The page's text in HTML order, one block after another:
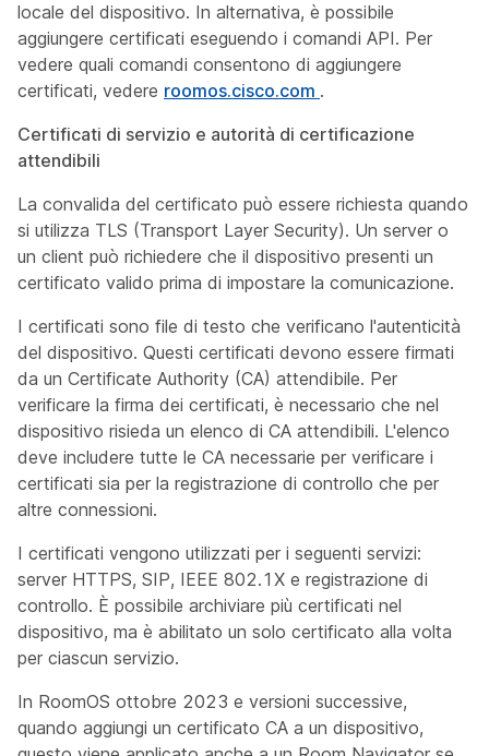
locale del dispositivo. In alternativa, è possibile
aggiungere certificati eseguendo i comandi API. Per
vedere quali comandi consentono di aggiungere
certificati, vedere roomos.cisco.com .
Certificati di servizio e autorità di certificazione
attendibili
La convalida del certificato può essere richiesta quando
si utilizza TLS (Transport Layer Security). Un server o
un client può richiedere che il dispositivo presenti un
certificato valido prima di impostare la comunicazione.
I certificati sono file di testo che verificano l'autenticità
del dispositivo. Questi certificati devono essere firmati
da un Certificate Authority (CA) attendibile. Per
verificare la firma dei certificati, è necessario che nel
dispositivo risieda un elenco di CA attendibili. L'elenco
deve includere tutte le CA necessarie per verificare i
certificati sia per la registrazione di controllo che per
altre connessioni.
I certificati vengono utilizzati per i seguenti servizi:
server HTTPS, SIP, IEEE 802.1X e registrazione di
controllo. È possibile archiviare più certificati nel
dispositivo, ma è abilitato un solo certificato alla volta
per ciascun servizio.
In RoomOS ottobre 2023 e versioni successive,
quando aggiungi un certificato CA a un dispositivo,